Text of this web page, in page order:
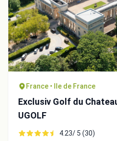
France • Ile de France
Exclusiv Golf du
UGOLF
4.23/ 5 (30)